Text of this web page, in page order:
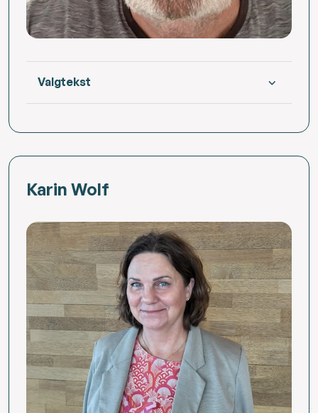
Valgtekst
Karin Wolf